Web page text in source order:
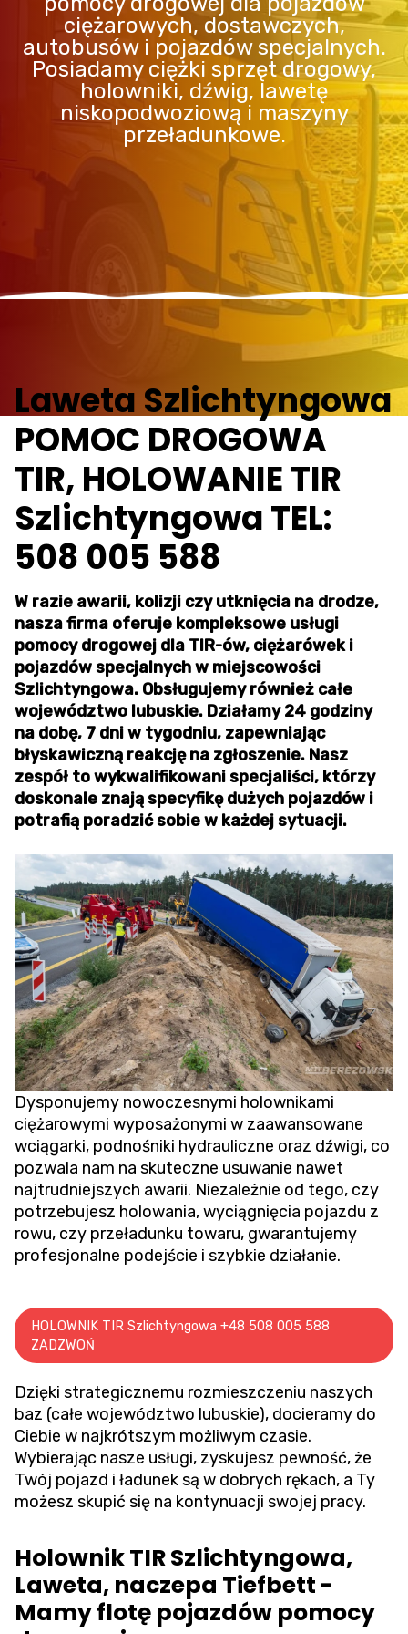
ciężarowych, dostawczych,
autobusów i pojazdów specjalnych.
Posiadamy ciężki sprzęt drogowy,
holowniki, dźwig, lawetę
niskopodwoziową i maszyny
przeładunkowe.
Laweta Szlichtyngowa
POMOC DROGOWA
TIR, HOLOWANIE TIR
Szlichtyngowa TEL:
508 005 588
W razie awarii, kolizji czy utknięcia na drodze,
nasza firma oferuje kompleksowe usługi
pomocy drogowej dla TIR-ów, ciężarówek i
pojazdów specjalnych w miejscowości
Szlichtyngowa. Obsługujemy również całe
województwo lubuskie. Działamy 24 godziny
na dobę, 7 dni w tygodniu, zapewniając
błyskawiczną reakcję na zgłoszenie. Nasz
zespół to wykwalifikowani specjaliści, którzy
doskonale znają specyfikę dużych pojazdów i
potrafią poradzić sobie w każdej sytuacji.
Dysponujemy nowoczesnymi holownikami
ciężarowymi wyposażonymi w zaawansowane
wciągarki, podnośniki hydrauliczne oraz dźwigi, co
pozwala nam na skuteczne usuwanie nawet
najtrudniejszych awarii. Niezależnie od tego, czy
potrzebujesz holowania,wyciągnięcia pojazdu z
rowu, czy przeładunku towaru, gwarantujemy
profesjonalne podejście i szybkie działanie.
HOLOWNIK TIR Szlichtyngowa +48 508 005 588
ZADZWOŃ
Dzięki strategicznemu rozmieszczeniu naszych
baz (całe województwo lubuskie), docieramy do
Ciebie w najkrótszym możliwym czasie.
Wybierając nasze usługi, zyskujesz pewność, że
Twój pojazd i ładunek są w dobrych rękach, a Ty
możesz skupić się na kontynuacji swojej pracy.
Holownik TIR Szlichtyngowa,
Laweta, naczepa Tiefbett -
Mamy flotę pojazdów pomocy